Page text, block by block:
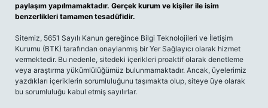
paylaşım yapılmamaktadır. Gerçek kurum ve kişiler ile isim
benzerlikleri tamamen tesadüfidir.
Sitemiz, 5651 Sayılı Kanun gereğince Bilgi Teknolojileri ve İletişim
Kurumu (BTK) tarafından onaylanmış bir Yer Sağlayıcı olarak hizmet
vermektedir. Bu nedenle, sitedeki içerikleri proaktif olarak denetleme
veya araştırma yükümlülüğümüz bulunmamaktadır. Ancak, üyelerimiz
yazdıkları içeriklerin sorumluluğunu taşımakta olup, siteye üye olarak
bu sorumluluğu kabul etmiş sayılırlar.